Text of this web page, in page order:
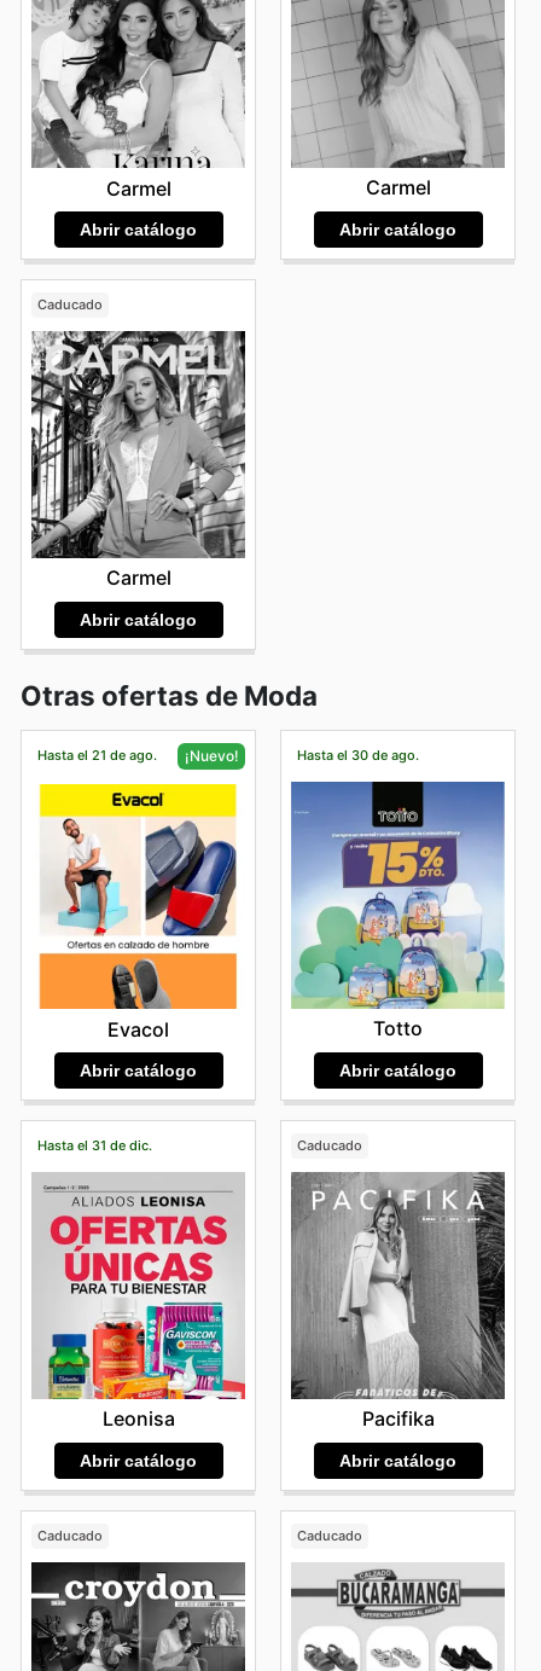
Carmel
Abrir catálogo
Carmel
Abrir catálogo
Caducado
Carmel
Abrir catálogo
Otras ofertas de Moda
Hasta el 21 de ago. ¡Nuevo!
Evacol
Abrir catálogo
Hasta el 30 de ago.
Totto
Abrir catálogo
Hasta el 31 de dic.
Leonisa
Abrir catálogo
Caducado
Pacifika
Abrir catálogo
Caducado Caducado